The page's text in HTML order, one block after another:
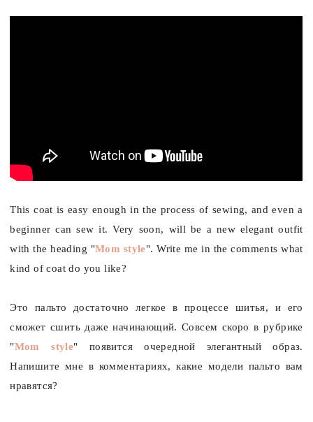
This coat is easy enough in the process of sewing, and even a
beginner can sew it. Very soon, will be a new elegant outfit
with the heading "Mom style". Write me in the comments what
kind of coat do you like?
Это пальто достаточно легкое в процессе шитья, и его
сможет сшить даже начинающий. Совсем скоро в рубрике
"Mom style" появится очередной элегантный образ.
Напишите мне в комментариях, какие модели пальто вам
нравятся?